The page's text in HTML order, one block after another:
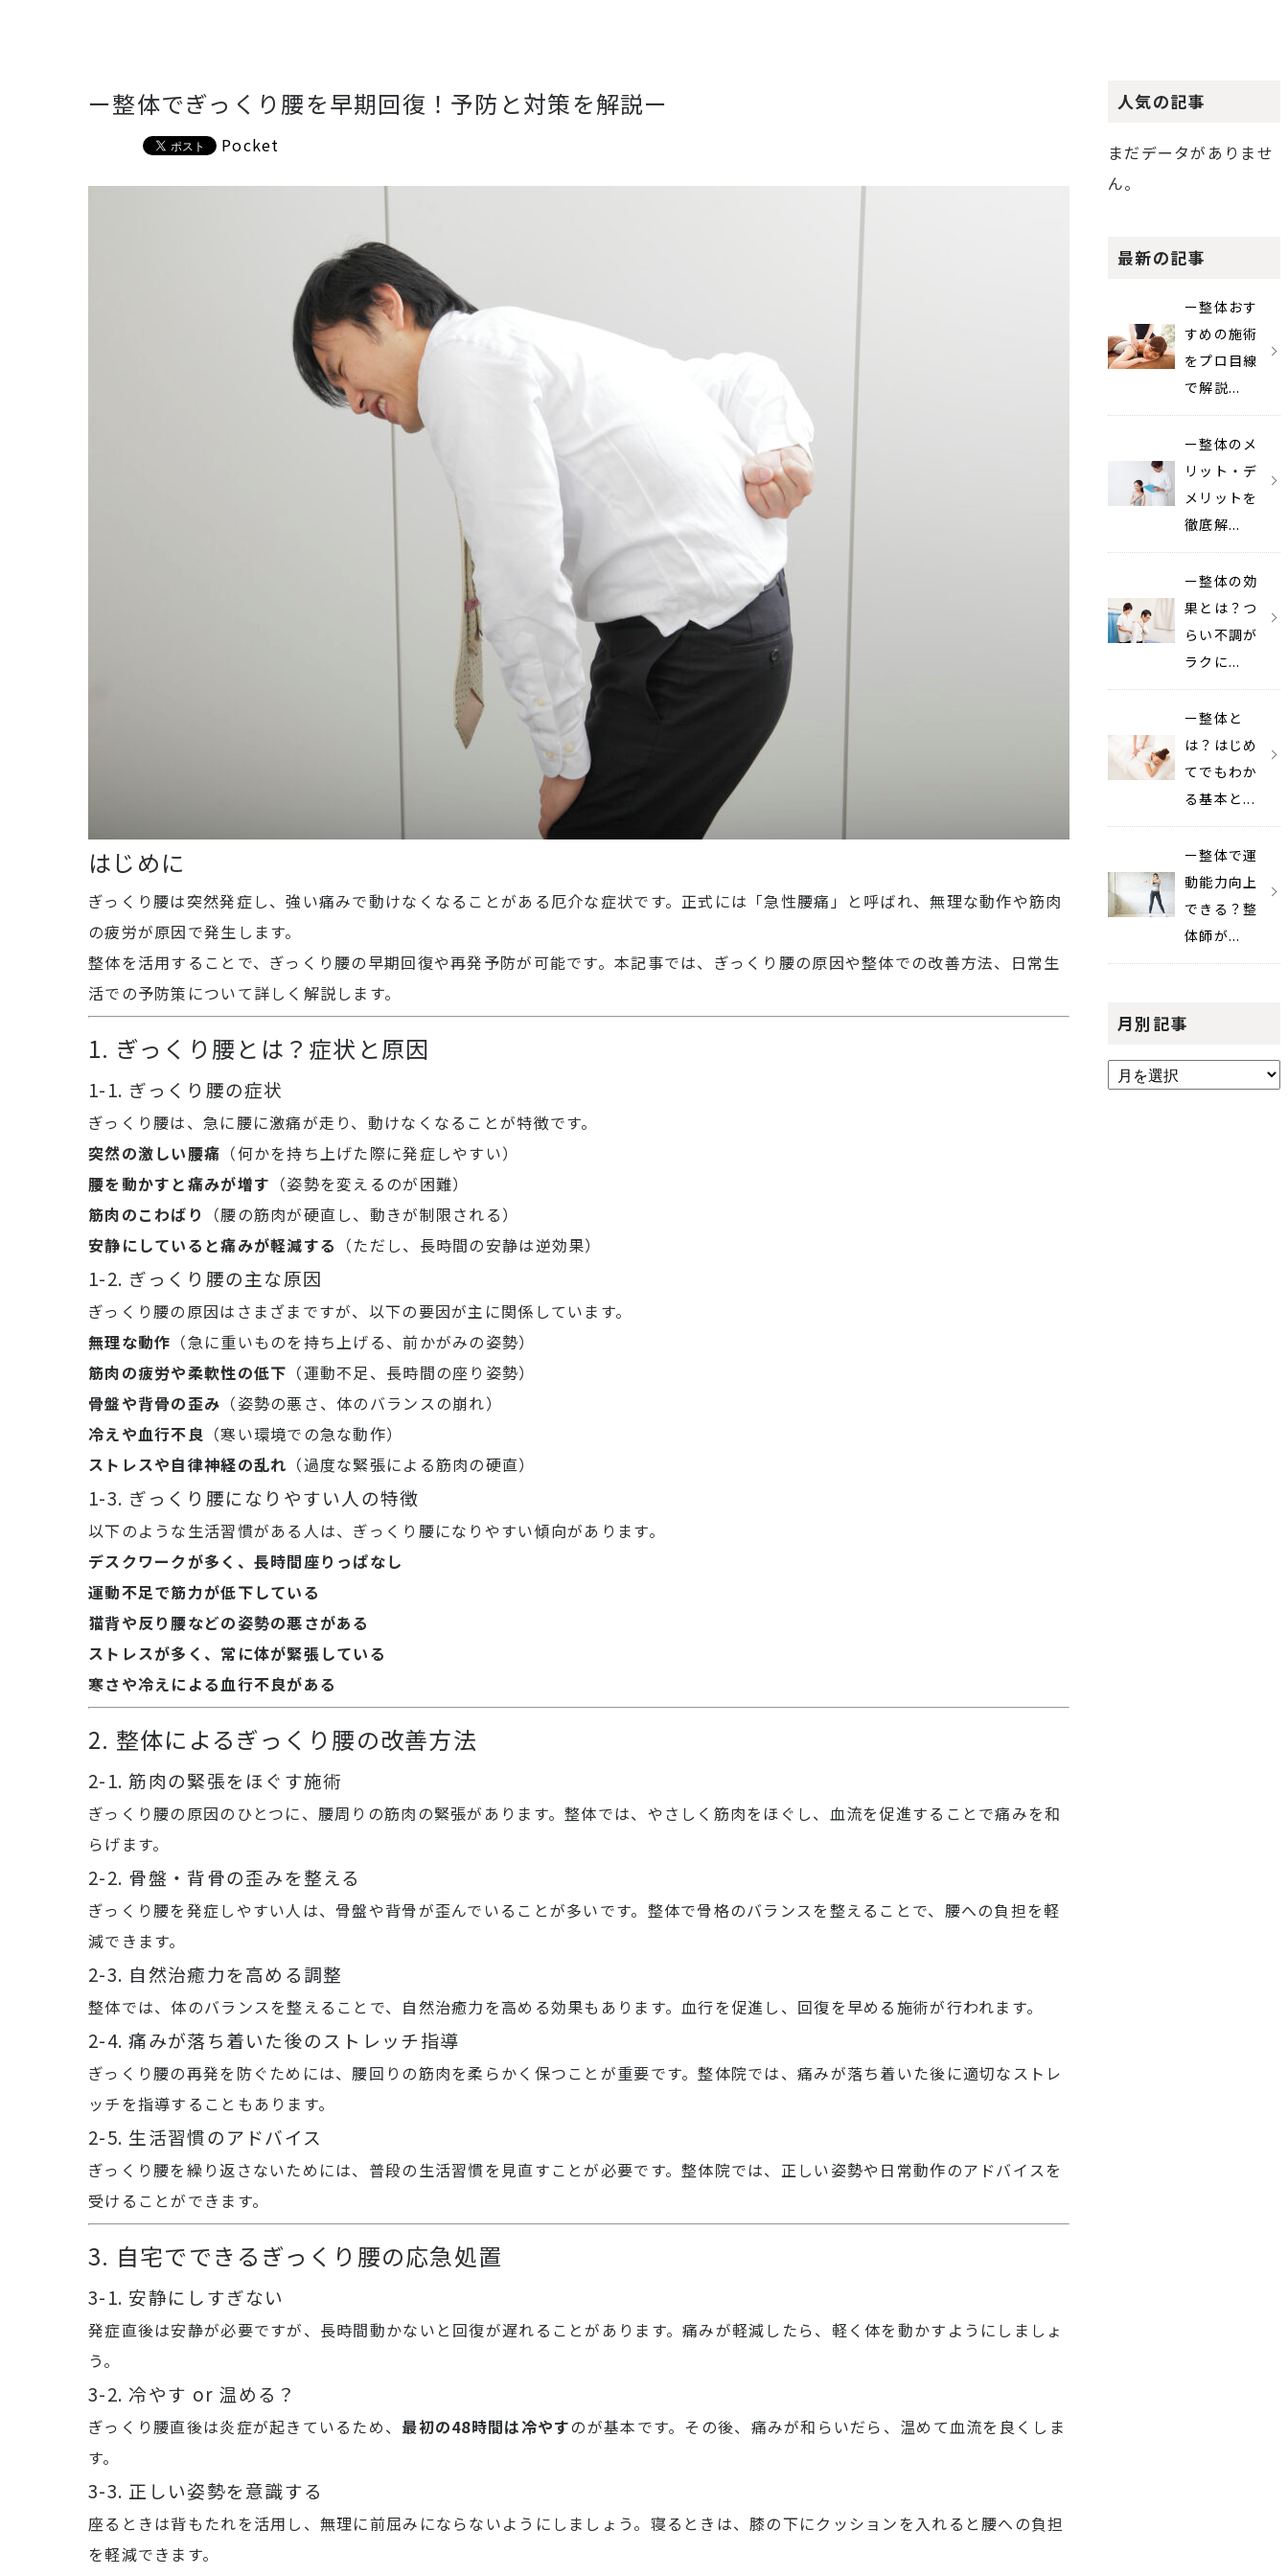
ー整体でぎっくり腰を早期回復！予防と対策を解説ー
Pocket
はじめに
ぎっくり腰は突然発症し、強い痛みで動けなくなることがある厄介な症状です。正式には「急性腰痛」と呼ばれ、無理な動作や筋肉
の疲労が原因で発生します。
整体を活用することで、ぎっくり腰の早期回復や再発予防が可能です。本記事では、ぎっくり腰の原因や整体での改善方法、日常生
活での予防策について詳しく解説します。
1. ぎっくり腰とは？症状と原因
1-1. ぎっくり腰の症状
ぎっくり腰は、急に腰に激痛が走り、動けなくなることが特徴です。
突然の激しい腰痛 （何かを持ち上げた際に発症しやすい）
腰を動かすと痛みが増す （姿勢を変えるのが困難）
筋肉のこわばり
（腰の筋肉が硬直し、動きが制限される）
安静にしていると痛みが軽減する （ただし、長時間の安静は逆効果）
1-2. ぎっくり腰の主な原因
ぎっくり腰の原因はさまざまですが、以下の要因が主に関係しています。
無理な動作 （急に重いものを持ち上げる、前かがみの姿勢）
筋肉の疲労や柔軟性の低下 （運動不足、長時間の座り姿勢）
骨盤や背骨の歪み （姿勢の悪さ、体のバランスの崩れ）
冷えや血行不良 （寒い環境での急な動作）
ストレスや自律神経の乱れ （過度な緊張による筋肉の硬直）
1-3. ぎっくり腰になりやすい人の特徴
以下のような生活習慣がある人は、ぎっくり腰になりやすい傾向があります。
デスクワークが多く、長時間座りっぱなし
運動不足で筋力が低下している
猫背や反り腰などの姿勢の悪さがある
ストレスが多く、常に体が緊張している
寒さや冷えによる血行不良がある
2. 整体によるぎっくり腰の改善方法
2-1. 筋肉の緊張をほぐす施術
ぎっくり腰の原因のひとつに、腰周りの筋肉の緊張があります。整体では、やさしく筋肉をほぐし、血流を促進することで痛みを和
らげます。
2-2. 骨盤・背骨の歪みを整える
ぎっくり腰を発症しやすい人は、骨盤や背骨が歪んでいることが多いです。整体で骨格のバランスを整えることで、腰への負担を軽
減できます。
2-3. 自然治癒力を高める調整
整体では、体のバランスを整えることで、自然治癒力を高める効果もあります。血行を促進し、回復を早める施術が行われます。
2-4. 痛みが落ち着いた後のストレッチ指導
ぎっくり腰の再発を防ぐためには、腰回りの筋肉を柔らかく保つことが重要です。整体院では、痛みが落ち着いた後に適切なストレ
ッチを指導することもあります。
2-5. 生活習慣のアドバイス
ぎっくり腰を繰り返さないためには、普段の生活習慣を見直すことが必要です。整体院では、正しい姿勢や日常動作のアドバイスを
受けることができます。
3. 自宅でできるぎっくり腰の応急処置
3-1. 安静にしすぎない
発症直後は安静が必要ですが、長時間動かないと回復が遅れることがあります。痛みが軽減したら、軽く体を動かすようにしましょ
う。
3-2. 冷やす or 温める？
ぎっくり腰直後は炎症が起きているため、 最初の48時間は冷やすのが基本です。その後、痛みが和らいだら、温めて血流を良くしま
す。
3-3. 正しい姿勢を意識する
座るときは背もたれを活用し、無理に前屈みにならないようにしましょう。寝るときは、膝の下にクッションを入れると腰への負担
を軽減できます。
人気の記事
まだデータがありませ
ん。
最新の記事
ー整体おす
すめの施術
をプロ目線
で解説...
ー整体のメ
リット・デ
メリットを
徹底解...
ー整体の効
果とは？つ
らい不調が
ラクに...
ー整体と
は？はじめ
てでもわか
る基本と...
ー整体で運
動能力向上
できる？整
体師が...
月別記事